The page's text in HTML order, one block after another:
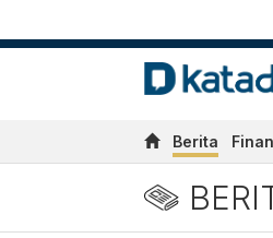
Berita